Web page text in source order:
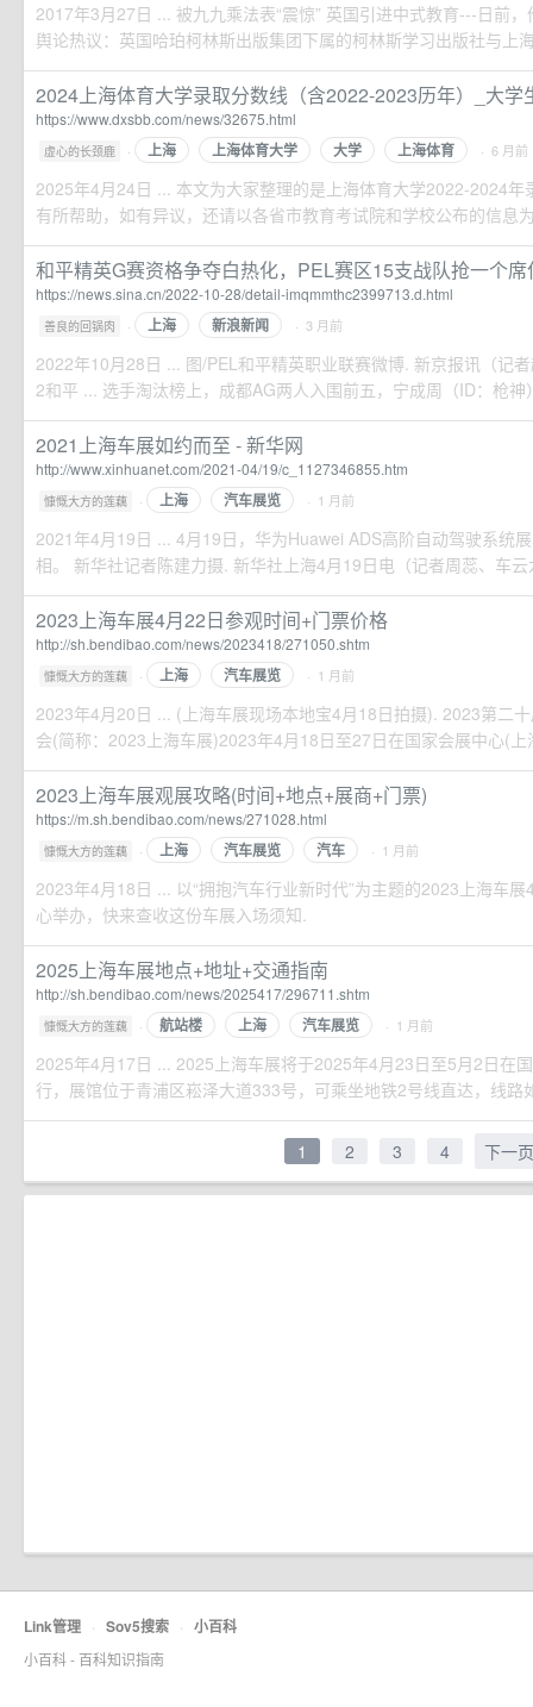
2017年3月27日 ... 被九九乘法表“震惊” 英国引进中式教育---日前
舆论热议：英国哈珀柯林斯出版集团下属的柯林斯学习出版社与上
2024上海体育大学录取分数线（含2022-2023历年）_大学
https://www.dxsbb.com/news/32675.html
虚心的长颈鹿 · 上海 上海体育大学 大学 上海体育 · 6 月前
2025年4月24日 ... 本文为大家整理的是上海体育大学2022-2024年
有所帮助，如有异议，还请以各省市教育考试院和学校公布的信息
和平精英G赛资格争夺白热化，PEL赛区15支战队抢一个席
https://news.sina.cn/2022-10-28/detail-imqmmthc2399713.d.html
善良的回锅肉 · 上海 新浪新闻 · 3 月前
2022年10月28日 ... 图/PEL和平精英职业联赛微博. 新京报讯（记
2和平 ... 选手淘汰榜上，成都AG两人入围前五，宁成周（ID：枪神
2021上海车展如约而至 - 新华网
http://www.xinhuanet.com/2021-04/19/c_1127346855.htm
慷慨大方的莲藕 · 上海 汽车展览 · 1 月前
2021年4月19日 ... 4月19日，华为Huawei ADS高阶自动驾驶系统
相。 新华社记者陈建力摄. 新华社上海4月19日电（记者周蕊、车
2023上海车展4月22日参观时间+门票价格
http://sh.bendibao.com/news/2023418/271050.shtm
慷慨大方的莲藕 · 上海 汽车展览 · 1 月前
2023年4月20日 ... (上海车展现场本地宝4月18日拍摄). 2023第二
会(简称：2023上海车展)2023年4月18日至27日在国家会展中心(
2023上海车展观展攻略(时间+地点+展商+门票)
https://m.sh.bendibao.com/news/271028.html
慷慨大方的莲藕 · 上海 汽车展览 汽车 · 1 月前
2023年4月18日 ... 以“拥抱汽车行业新时代”为主题的2023上海车
心举办，快来查收这份车展入场须知.
2025上海车展地点+地址+交通指南
http://sh.bendibao.com/news/2025417/296711.shtm
慷慨大方的莲藕 · 航站楼 上海 汽车展览 · 1 月前
2025年4月17日 ... 2025上海车展将于2025年4月23日至5月2日在
行，展馆位于青浦区崧泽大道333号，可乘坐地铁2号线直达，线路
1 2 3 4 下一页
Link管理 · Sov5搜索 · 小百科
小百科 - 百科知识指南